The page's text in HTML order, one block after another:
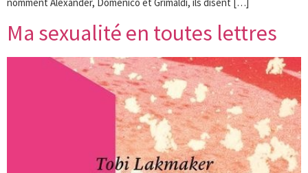
Ma sexualité en toutes lettres